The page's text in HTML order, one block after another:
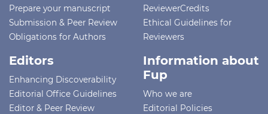
Prepare your manuscript
Submission & Peer Review
Obligations for Authors
ReviewerCredits
Ethical Guidelines for
Reviewers
Editors
Enhancing Discoverability
Editorial Office Guidelines
Editor & Peer Review
Information about
Fup
Who we are
Editorial Policies